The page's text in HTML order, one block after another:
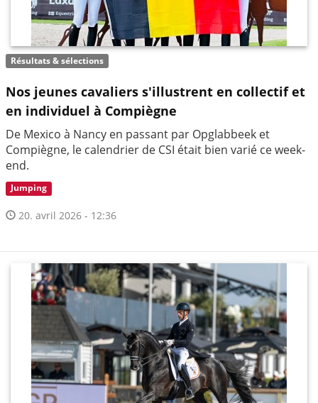
Résultats & sélections
Nos jeunes cavaliers s'illustrent en collectif et
en individuel à Compiègne
De Mexico à Nancy en passant par Opglabbeek et
Compiègne, le calendrier de CSI était bien varié ce week-
end.
Jumping
20. avril 2026 - 12:36